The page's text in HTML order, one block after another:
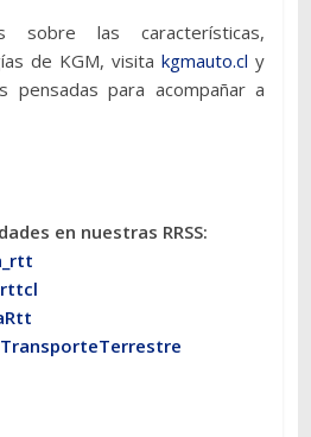
sobre las características,
de KGM, visitakgmauto.cl y
pensadas para acompañar a
en nuestras RRSS: